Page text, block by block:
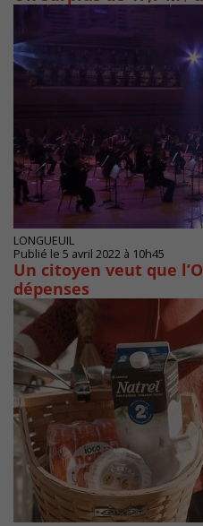
LONGUEUIL
Publié le 5 avril 2022 à 10h45
Un citoyen veut que
dépenses